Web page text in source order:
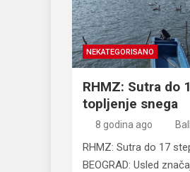
NEKATEGORISANO
RHMZ: Sutra do
topljenje snega
8 godina ago
RHMZ: Sutra do 17
BEOGRAD: Usled